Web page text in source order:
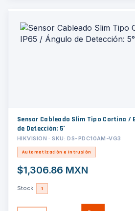
Sensor Cableado Slim Tipo Cortina /
de Detección: 5°
HIKVISION · SKU: DS-PDC10AM-VG3
Automatización e Intrusión
$1,306.86 MXN
Stock: 1